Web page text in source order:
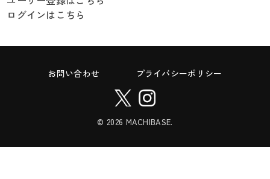
ログインはこちら
お問い合わせ プライバシーポリシー
© 2026 MACHIBASE.